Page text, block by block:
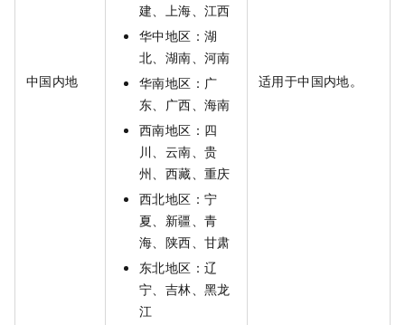
中国内地
建、上海、江西
华中地区：湖
北、湖南、河南
华南地区：广
东、广西、海南
西南地区：四
川、云南、贵
州、西藏、重庆
西北地区：宁
夏、新疆、青
海、陕西、甘肃
东北地区：辽
宁、吉林、黑龙
江
适用于中国内地。